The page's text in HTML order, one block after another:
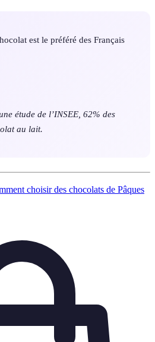
est le préféré des Français
étude de l’INSEE, 62% des
au lait.
choisir des chocolats de Pâques